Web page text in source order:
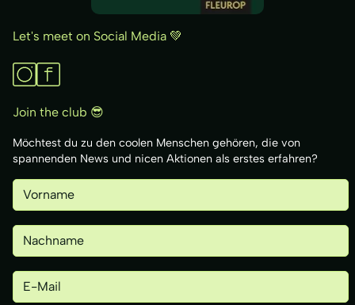
Let's meet on Social Media 💚
Join the club 😎
Möchtest du zu den coolen Menschen gehören, die von
spannenden News und nicen Aktionen als erstes erfahren?